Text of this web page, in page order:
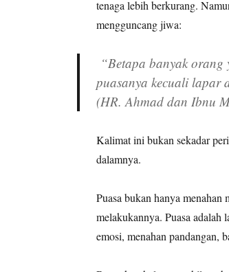
tenaga lebih berkurang.
mengguncang jiwa:
“Betapa banyak
puasanya kecuali lapar
(HR. Ahmad dan Ibnu
Kalimat ini bukan sekadar
dalamnya.
Puasa bukan hanya menahan
melakukannya. Puasa adalah
emosi, menahan pandangan,